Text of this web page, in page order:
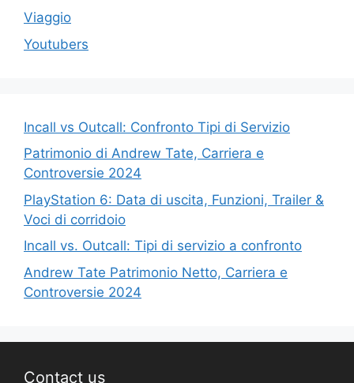
Viaggio
Youtubers
Incall vs Outcall: Confronto Tipi di Servizio
Patrimonio di Andrew Tate, Carriera e
Controversie 2024
PlayStation 6: Data di uscita, Funzioni, Trailer &
Voci di corridoio
Incall vs. Outcall: Tipi di servizio a confronto
Andrew Tate Patrimonio Netto, Carriera e
Controversie 2024
Contact us